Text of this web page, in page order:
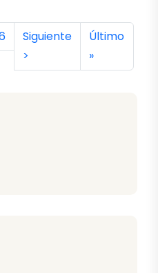
Siguiente página
Siguiente
>
Última
Último
»